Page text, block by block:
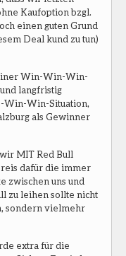
Kaufoption bzgl.
einen guten Grund
Deal kund zu tun)
Win-Win-Win-
langfristig
Win-Win-Situation,
als Gewinner
MIT Red Bull
dafür die immer
zwischen uns und
zu leihen sollte nicht
sondern vielmehr
extra für die